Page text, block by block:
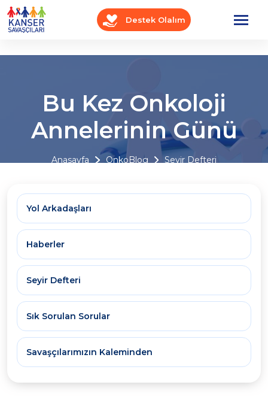
Destek Olalım
Bu Kez Onkoloji
Annelerinin Günü
Anasayfa OnkoBlog Seyir Defteri
Yol Arkadaşları
Haberler
Seyir Defteri
Sık Sorulan Sorular
Savaşçılarımızın Kaleminden